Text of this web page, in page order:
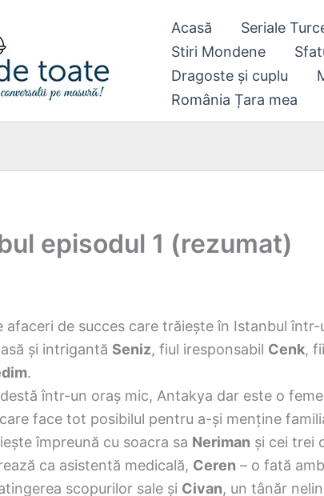
Acasă Seriale
Stiri Mondene
Dragoste și cuplu
România Țara mea
episodul 1 (rezumat)
afaceri de succes care trăiește în Istanbul
și intrigantă Seniz, fiul iresponsabil Cenk,
.
într-un oraș mic, Antakya dar este o
face tot posibilul pentru a-și menține
împreună cu soacra sa Neriman și cei trei
ca asistentă medicală, Ceren – o fată
scopurilor sale și Civan, un tânăr